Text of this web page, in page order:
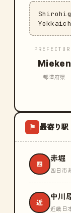
Mieken
都道府県
⚑ 最寄り駅
四
赤堀
四日市
近
中川
近畿日